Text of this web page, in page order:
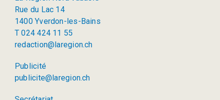
Rue du Lac 14
1400 Yverdon-les-Bains
T 024 424 11 55
redaction@laregion.ch
Publicité
publicite@laregion.ch